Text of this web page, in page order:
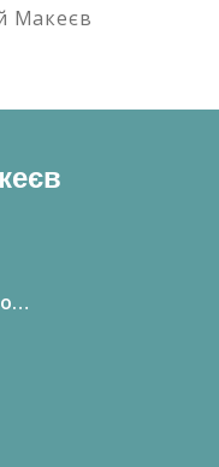
Макеєв
Сфери діяльності